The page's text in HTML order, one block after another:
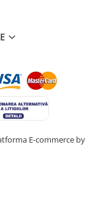
E-commerce by